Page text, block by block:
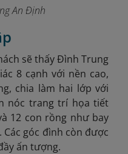
An Định
sẽ thấy Đình Trung
8 cạnh với nền cao,
chia làm hai lớp với
nóc trang trí họa tiết
12 con rồng như bay
góc đình còn được
ấn tượng.